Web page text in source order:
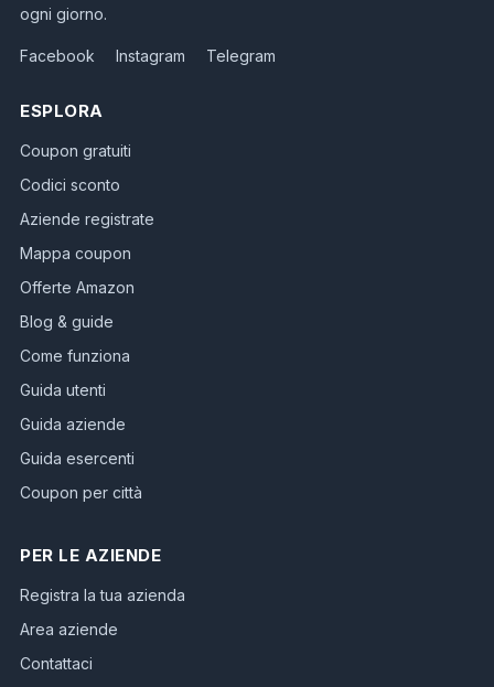
ogni giorno.
Facebook Instagram Telegram
ESPLORA
Coupon gratuiti
Codici sconto
Aziende registrate
Mappa coupon
Offerte Amazon
Blog & guide
Come funziona
Guida utenti
Guida aziende
Guida esercenti
Coupon per città
PER LE AZIENDE
Registra la tua azienda
Area aziende
Contattaci